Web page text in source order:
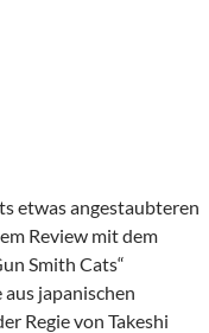
etwas angestaubteren
Review mit dem
Smith Cats“
japanischen
Regie von Takeshi